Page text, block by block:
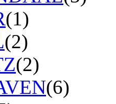
(1)
(2)
(2)
(6)